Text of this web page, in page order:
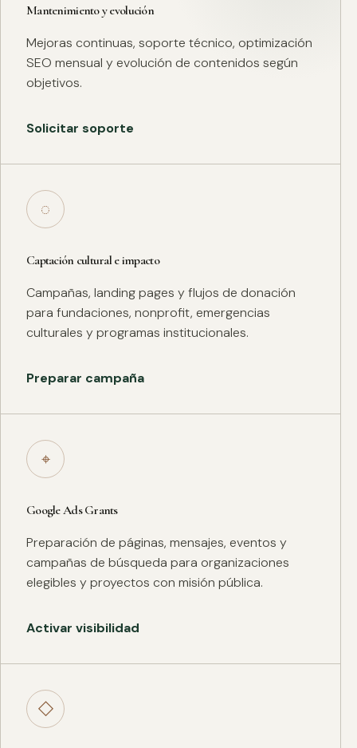
Mantenimiento y evolución
Mejoras continuas, soporte técnico, optimización
SEO mensual y evolución de contenidos según
objetivos.
Solicitar soporte
◌
Captación cultural e impacto
Campañas, landing pages y flujos de donación
para fundaciones, nonprofit, emergencias
culturales y programas institucionales.
Preparar campaña
⌖
Google Ads Grants
Preparación de páginas, mensajes, eventos y
campañas de búsqueda para organizaciones
elegibles y proyectos con misión pública.
Activar visibilidad
◇